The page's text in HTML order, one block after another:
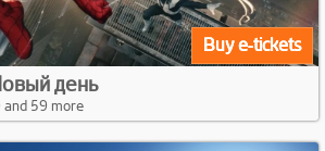
Buy e-tickets
день
and 59 more